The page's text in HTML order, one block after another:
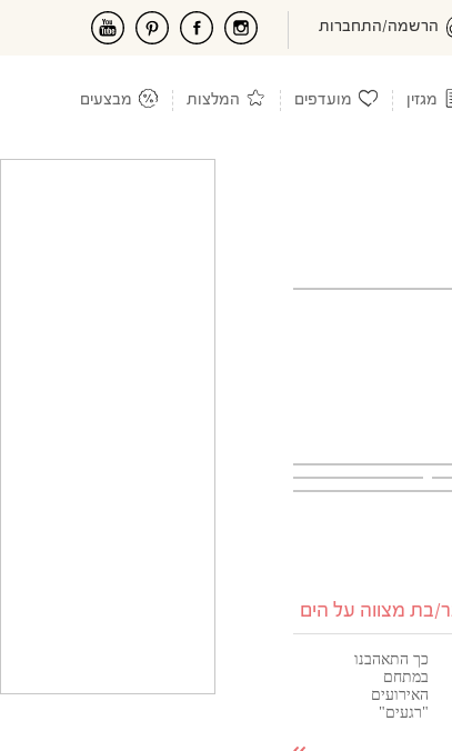
הרשמה/התחברות
מגזין מועדפים המלצות מבצעים
בת מצווה על הים
כך התאהבנו
במתחם
האירועים
"רגעים"